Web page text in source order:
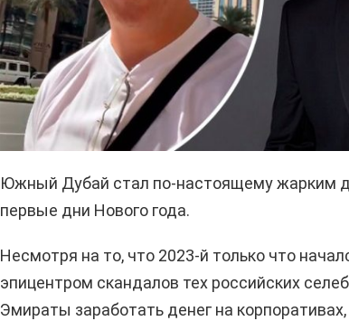
Южный Дубай стал по-настоящему жарким
первые дни Нового года.
Несмотря на то, что 2023-й только что
эпицентром скандалов тех российских
Эмираты заработать денег на